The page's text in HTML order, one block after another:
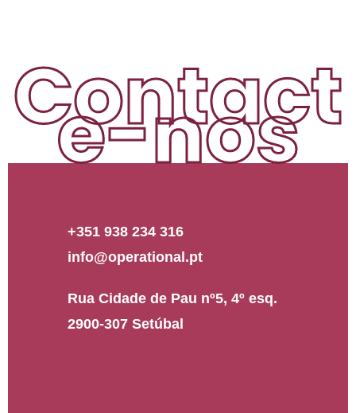
Contact
e-nos
+351 938 234 316
info@operational.pt
Rua Cidade de Pau nº5, 4º esq.
2900-307 Setúbal